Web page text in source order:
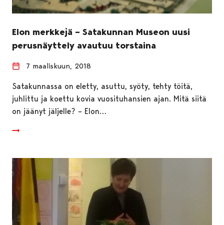
Elon merkkejä – Satakunnan Museon uusi
perusnäyttely avautuu torstaina
7 maaliskuun, 2018
Satakunnassa on eletty, asuttu, syöty, tehty töitä,
juhlittu ja koettu kovia vuosituhansien ajan. Mitä siitä
on jäänyt jäljelle? – Elon…